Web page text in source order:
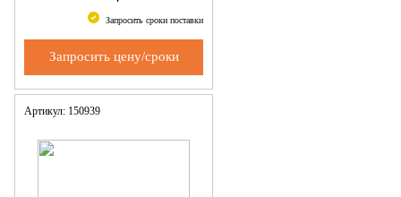
Запросить сроки поставки
Запросить цену/сроки
Артикул: 150939